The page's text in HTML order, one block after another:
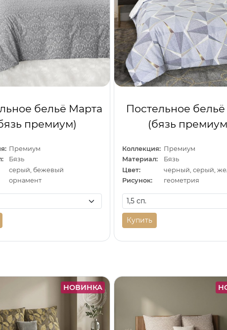
бельё Марта
премиум)
Премиум
Бязь
серый, бежевый
орнамент
Постельное бельё
(бязь
Коллекция: Премиум
Материал:
Бязь
Цвет:
черный, серый,
Рисунок:
геометрия
Купить
НОВИНКА